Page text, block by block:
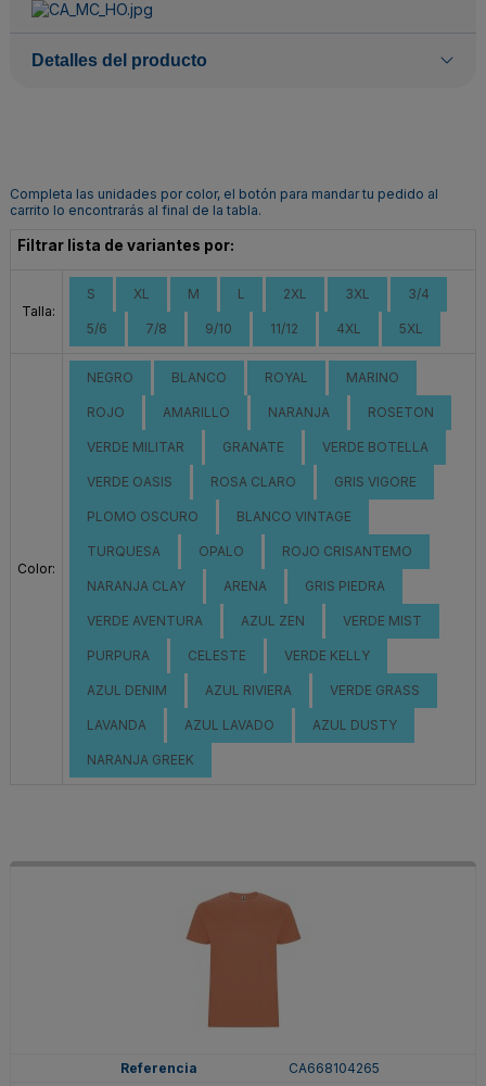
Detalles del producto
Completa las unidades por color, el botón para mandar tu pedido al
carrito lo encontrarás al final de la tabla.
Filtrar lista de variantes por:
Talla:
S XL M L 2XL 3XL 3/4
5/6 7/8 9/10 11/12 4XL 5XL
Color:
NEGRO BLANCO ROYAL MARINO
ROJO AMARILLO NARANJA ROSETON
VERDE MILITAR GRANATE VERDE BOTELLA
VERDE OASIS ROSA CLARO GRIS VIGORE
PLOMO OSCURO BLANCO VINTAGE
TURQUESA OPALO ROJO CRISANTEMO
NARANJA CLAY ARENA GRIS PIEDRA
VERDE AVENTURA AZUL ZEN VERDE MIST
PURPURA CELESTE VERDE KELLY
AZUL DENIM AZUL RIVIERA VERDE GRASS
LAVANDA AZUL LAVADO AZUL DUSTY
NARANJA GREEK
CA668104265